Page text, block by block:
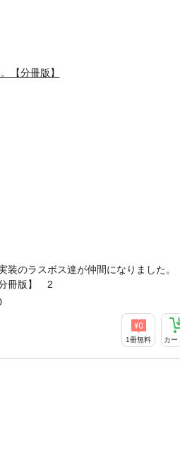
装のラスボス達が仲間になりました。
分冊版】 2
1冊無料 カー
作品は単行本を分割したもので、
【分冊版】